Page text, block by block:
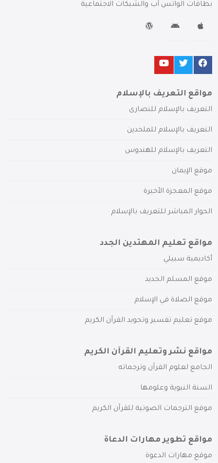
بطاقات الواتس آب والشبكات الاجتماعية
مواقع التعريف بالإسلام
التعريف بالإسلام للنصارى
التعريف بالإسلام للملحدين
التعريف بالإسلام للهندوس
موقع الإيمان
موقع المعجزة الأخيرة
الحوار المباشر للتعريف بالإسلام
مواقع تعليم المهتدين الجدد
أكاديمية سبيلي
موقع المسلم الجديد
موقع الصلاة في الإسلام
موقع تعليم تفسير وتجويد القرآن الكريم
مواقع نشر وتعليم القرآن الكريم
الجامع لعلوم القرآن وترجماته
السنة النبوية وعلومها
موقع الترجمات الصوتية للقرآن الكريم
مواقع تطوير مهارات الدعاة
موقع مهارات الدعوة